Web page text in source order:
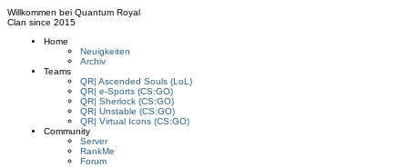
Willkommen bei Quantum Royal
Clan since 2015
Home
Neuigkeiten
Archiv
Teams
QR| Ascended Souls (LoL)
QR| e-Sports (CS:GO)
QR| Sherlock (CS:GO)
QR| Unstable (CS:GO)
QR| Virtual Icons (CS:GO)
Community
Server
RankMe
Forum